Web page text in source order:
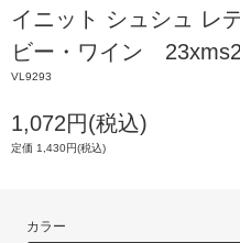
イニット シュシュ レ
ビー・ワイン 23xms2
VL9293
1,072円(税込)
定価 1,430円(税込)
カラー